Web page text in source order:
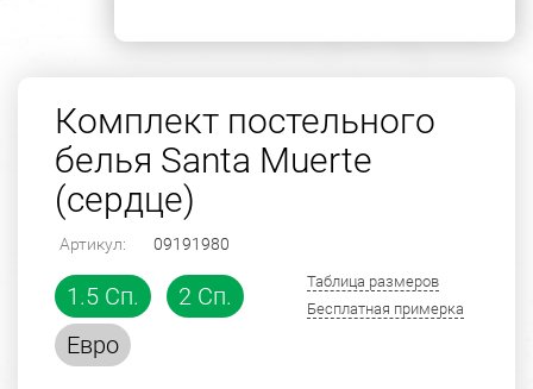
Комплект постельного
белья Santa Muerte
(сердце)
Артикул: 09191980
1.5 Сп.
2 Сп.
Евро
Таблица размеров
Бесплатная примерка